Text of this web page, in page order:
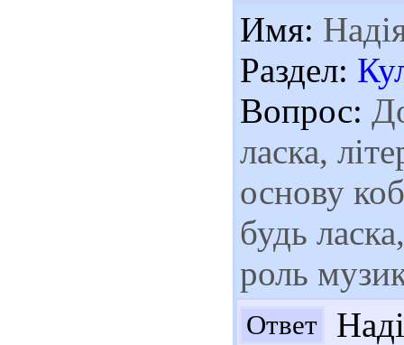
Имя:
Раздел:
Вопрос:
ласка,
основу
будь
роль
Ответ